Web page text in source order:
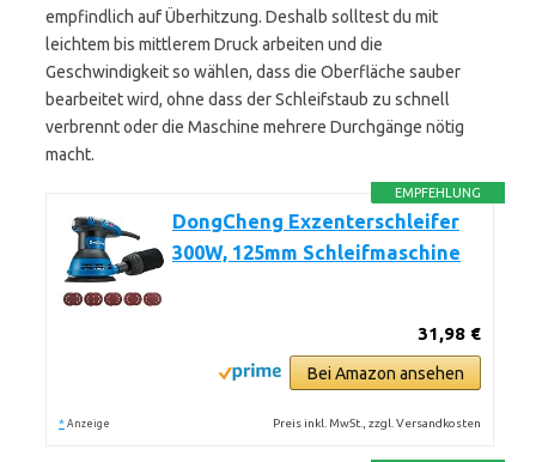
empfindlich auf Überhitzung. Deshalb solltest du mit
leichtem bis mittlerem Druck arbeiten und die
Geschwindigkeit so wählen, dass die Oberfläche sauber
bearbeitet wird, ohne dass der Schleifstaub zu schnell
verbrennt oder die Maschine mehrere Durchgänge nötig
macht.
EMPFEHLUNG
DongCheng Exzenterschleifer
300W, 125mm Schleifmaschine
31,98 €
Bei Amazon ansehen
* Anzeige Preis inkl. MwSt., zzgl. Versandkosten